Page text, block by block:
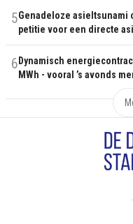
5Genadeloze asieltsunami
petitie voor een directe
6 Dynamisch
MWh - vooral ’s avonds